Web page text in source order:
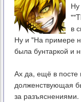
в
Ну и "На примере
была бунтаркой и
Ах да, ещё в посте
долженствующая
за разъяснениями.